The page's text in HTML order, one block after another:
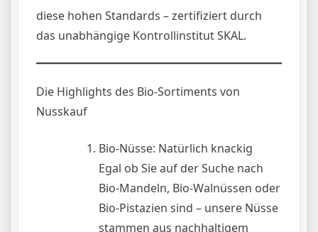
diese hohen Standards – zertifiziert durch
das unabhängige Kontrollinstitut SKAL.
Die Highlights des Bio-Sortiments von
Nusskauf
Bio-Nüsse: Natürlich knackig
Egal ob Sie auf der Suche nach
Bio-Mandeln, Bio-Walnüssen oder
Bio-Pistazien sind – unsere Nüsse
stammen aus nachhaltigem